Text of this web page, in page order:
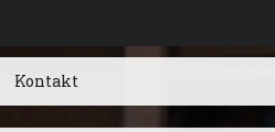
Kontakt